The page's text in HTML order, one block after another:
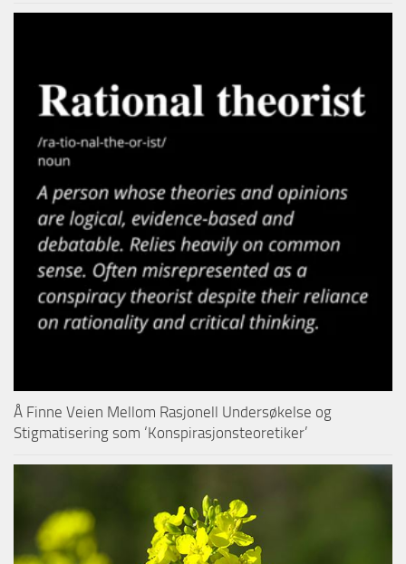
Å Finne Veien Mellom Rasjonell Undersøkelse og
Stigmatisering som ‘Konspirasjonsteoretiker’